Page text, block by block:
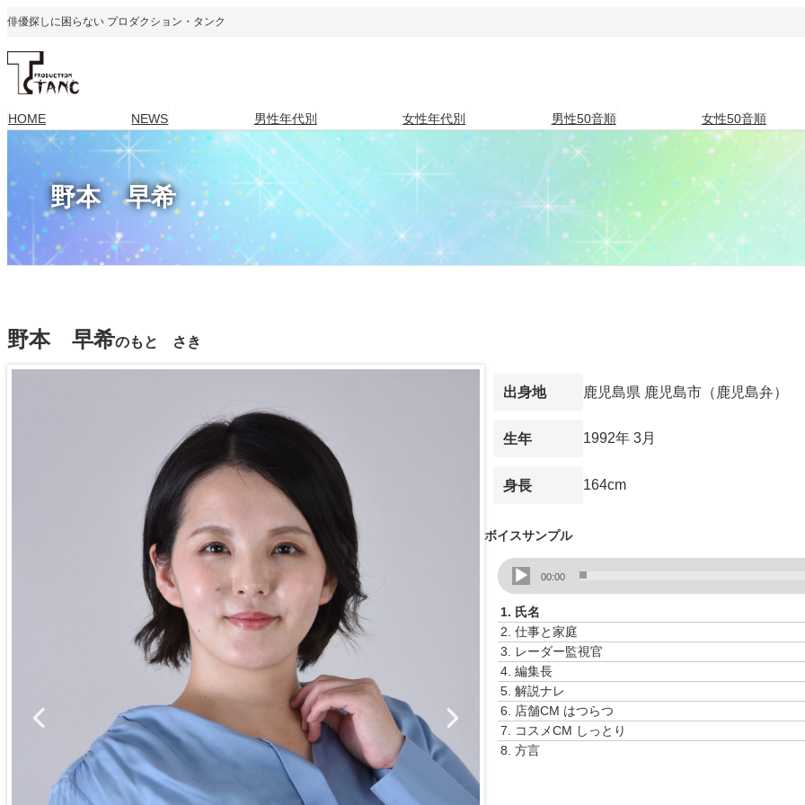
内
を
ス
キ
俳優探しに困らない プロダクション・タンク
HOME NEWS 男性年代別 女性年代別 男性50音順 女性50音順
野本 早希
野本 早希のもと さき
出身地 鹿児島県 鹿児島市（鹿児島弁）
生年 1992年 3月
身長 164cm
ボイスサンプル
音
声
レ
ー
ヤ
ー
00:00
1. 氏名
2.仕事と家庭
3.
レーダー監視官
4.編集長
5.解説ナレ
6.
店舗CM はつらつ
7.
コスメCM しっとり
8.方言